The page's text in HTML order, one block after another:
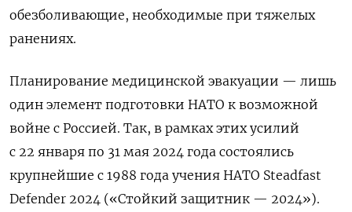
обезболивающие, необходимые при тяжелых
ранениях.
Планирование медицинской эвакуации — лишь
один элемент подготовки НАТО к возможной
войне с Россией. Так, в рамках этих усилий
с 22 января по 31 мая 2024 года состоялись
крупнейшие с 1988 года учения НАТО Steadfast
Defender 2024 («Стойкий защитник — 2024»).